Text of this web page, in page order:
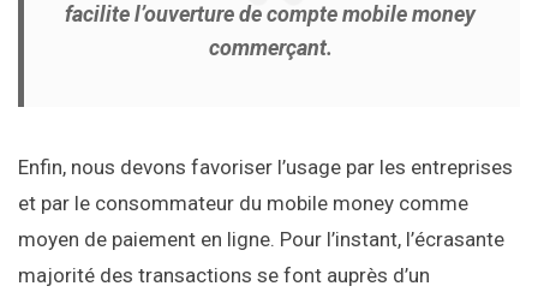
facilite l’ouverture de compte mobile money
commerçant.
Enfin, nous devons favoriser l’usage par les entreprises
et par le consommateur du mobile money comme
moyen de paiement en ligne. Pour l’instant, l’écrasante
majorité des transactions se font auprès d’un